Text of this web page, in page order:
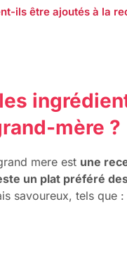
ils être ajoutés à la
mère ?
mere est une
un plat préféré
savoureux, tels que :